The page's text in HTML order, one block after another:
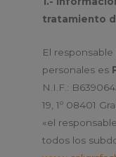
tratamiento
El
personales es
N.I.F.:
19, 1º 08401
«el
todos los